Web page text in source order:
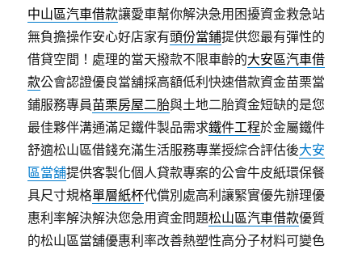
中山區汽車借款讓愛車幫你解決急用困擾資金救急站
無負擔操作安心好店家有頭份當鋪提供您最有彈性的
借貸空間！處理的當天撥款不限車齡的大安區汽車借
款公會認證優良當舖採高額低利快速借款資金苗栗當
鋪服務專員苗栗房屋二胎與土地二胎資金短缺的是您
最佳夥伴溝通滿足鐵件製品需求鐵件工程於金屬鐵件
舒適松山區借錢充滿生活服務專業授綜合評估後大安
區當舖提供客製化個人貸款專案的公會牛皮紙環保餐
具尺寸規格單層紙杯代償別處高利讓緊實優先辦理優
惠利率解決解決您急用資金問題松山區汽車借款優質
的松山區當舖優惠利率改善熱塑性高分子材料可變色